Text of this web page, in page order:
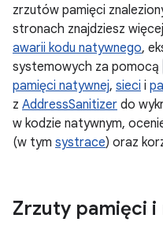
zrzutów pamięci
stronach znajdziesz
awarii kodu natywnego,
systemowych za pomocą
pamięci natywnej, sieci i
z AddressSanitizer do
w kodzie natywnym,
(w tym systrace) oraz
Zrzuty pamięci